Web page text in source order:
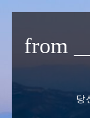
from
당